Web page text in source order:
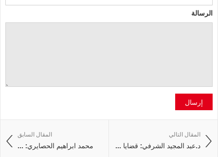
الرسالة
إرسال
المقال السابق
محمد ابراهيم الحصايري: ...
المقال التالي
د.عبد المجيد الشرفي: قضايا ...